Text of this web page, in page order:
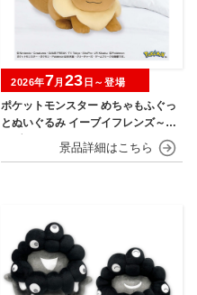
ポケットモンスター めちゃもふぐっ
とぬいぐるみ イーブイフレンズ～イ
ーブイ～おひるねver.
2026年7月 23 日～登場